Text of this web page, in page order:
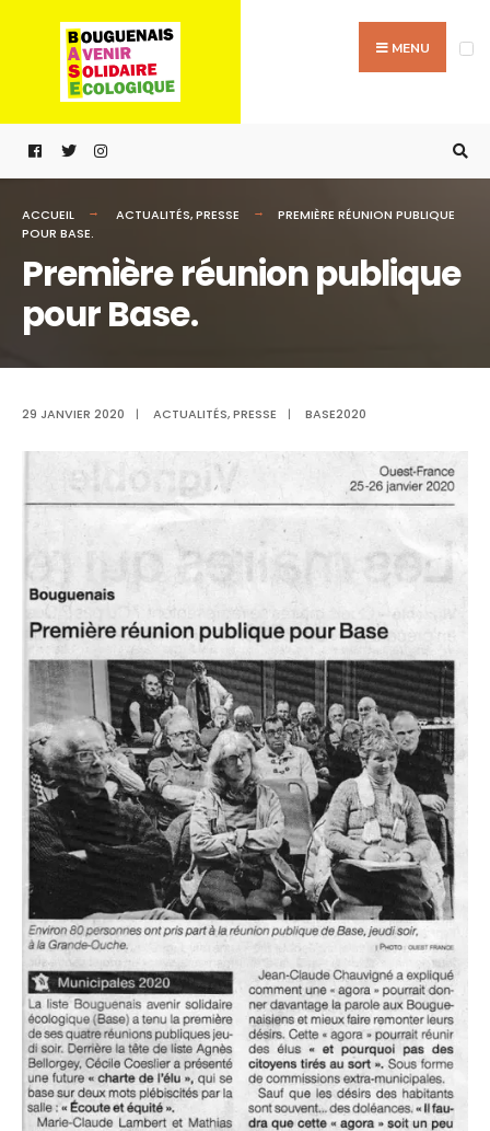
contenu
MENU
ACCUEIL ACTUALITÉS,PRESSE
PREMIÈRE RÉUNION PUBLIQUE
POUR BASE.
Première réunion publique
pour Base.
29 JANVIER 2020 | ACTUALITÉS,PRESSE | BASE2020
for: